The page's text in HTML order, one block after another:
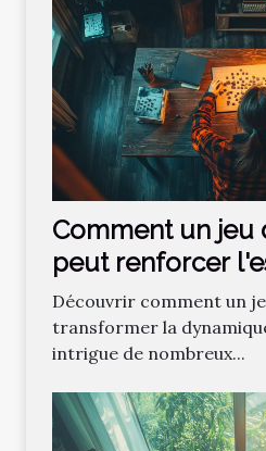
Comment un jeu
peut renforcer
?
Découvrir comment un
transformer la
intrigue de nombreux...